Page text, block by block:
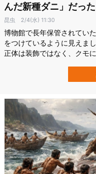
んだ新種ダニ」だった
昆虫 2/4(水) 11:30
博物館で長年保管されてい
をつけているように見えま
正体は装飾ではなく、クモ
タン研究所（Instituto
ジルではこれまで記録のな